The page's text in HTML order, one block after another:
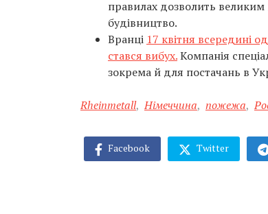
правилах дозволить
будівництво.
Вранці 17 квітня всередині
стався вибух.Компанія
зокрема й для постачань в
Rheinmetall, Німеччина, пожежа,
Facebook Twitter